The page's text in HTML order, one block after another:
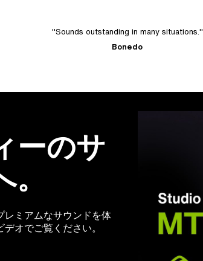
"Sounds outstanding in many situations."
Bonedo
ーのサ
ミアムなサウンドを体
オでご覧ください。